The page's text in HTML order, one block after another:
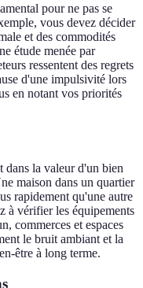
pour ne pas se
vous devez décider
et des commodités
étude menée par
ressentent des regrets
d'une impulsivité lors
en notant vos priorités
dans la valeur d'un bien
maison dans un quartier
rapidement qu'une autre
à vérifier les équipements
commerces et espaces
le bruit ambiant et la
être à long terme.